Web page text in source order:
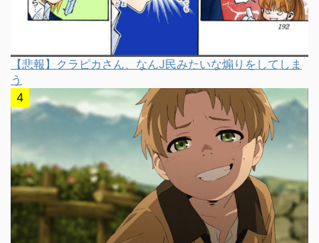
【悲報】クラピカさん、なんJ民みたいな煽りをしてしま
う